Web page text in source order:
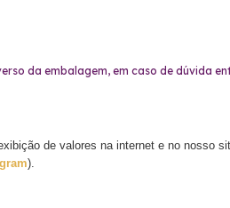
da embalagem, em caso de dúvida
de valores na internet e no nosso
).